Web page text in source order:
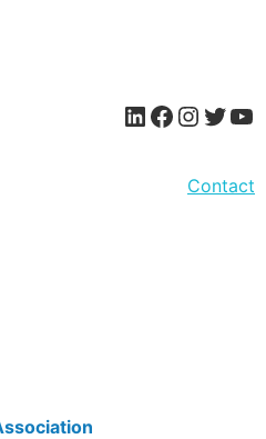
Contact